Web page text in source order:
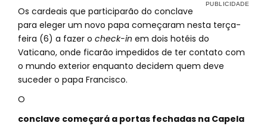
Os cardeais que participarão do conclave
para eleger um novo papa começaram nesta terça-
feira (6) a fazer o check-in em dois hotéis do
Vaticano, onde ficarão impedidos de ter contato com
o mundo exterior enquanto decidem quem deve
suceder o papa Francisco.
O
conclave começará a portas fechadas na Capela